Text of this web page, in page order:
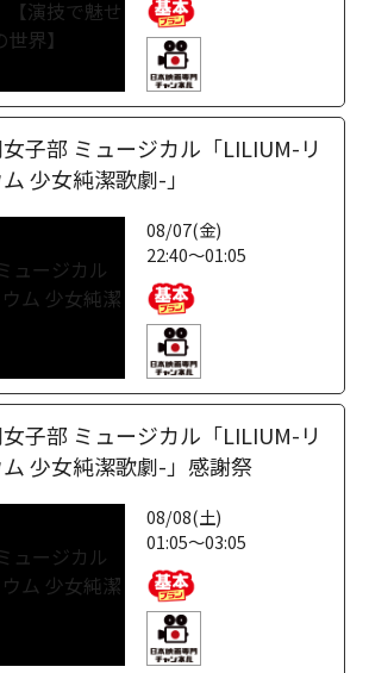
子部 ミュージカル「LILIUM-リ
少女純潔歌劇-」
08/07(金)
22:40～01:05
子部 ミュージカル「LILIUM-リ
ム 少女純潔歌劇-」感謝祭
08/08(土)
01:05～03:05